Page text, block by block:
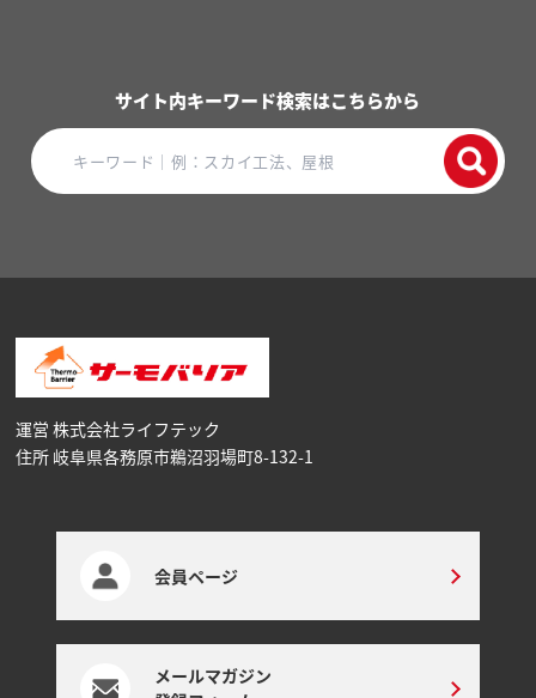
サイト内キーワード検索はこちらから
運営 株式会社ライフテック
住所 岐阜県各務原市鵜沼⽻場町8-132-1
会員ページ
メールマガジン